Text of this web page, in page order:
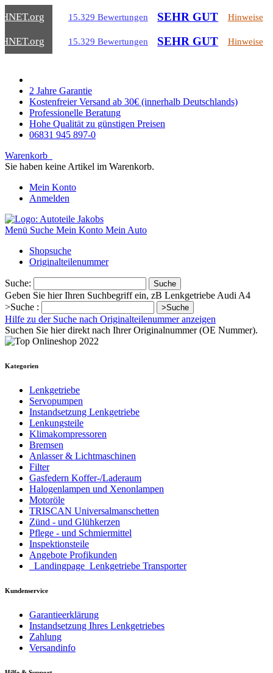
.org 15.329 Bewertungen SEHR GUT Hinweise
.org 15.329 Bewertungen SEHR GUT Hinweise
2 Jahre Garantie
Kostenfreier Versand ab 30€ (innerhalb Deutschlands)
Professionelle Beratung
Hohe Qualität zu günstigen Preisen
06831 945 897-0
Warenkorb
Sie haben keine Artikel im Warenkorb.
Mein Konto
Anmelden
Menü Suche Mein Konto Mein Auto
Shopsuche
Originalteilenummer
Suche: Suche
Geben Sie hier Ihren Suchbegriff ein, zB Lenkgetriebe Audi A4
>Suche :
>Suche
Hilfe zu der Suche nach Originalteilenummer anzeigen
Suchen Sie hier direkt nach Ihrer Originalnummer (OE Nummer).
Kategorien
Lenkgetriebe
Servopumpen
Instandsetzung Lenkgetriebe
Lenkungsteile
Klimakompressoren
Bremsen
Anlasser & Lichtmaschinen
Filter
Gasfedern Koffer-/Laderaum
Halogenlampen und Xenonlampen
Motoröle
TRISCAN Universalmanschetten
Zünd - und Glühkerzen
Pflege - und Schmiermittel
Inspektionsteile
Angebote Profikunden
_Landingpage_Lenkgetriebe Transporter
Kundenservice
Garantieerklärung
Instandsetzung Ihres Lenkgetriebes
Zahlung
Versandinfo